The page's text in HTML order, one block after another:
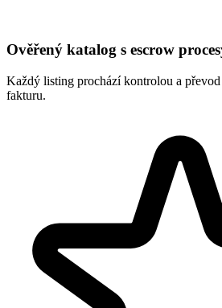
Ověřený katalog s escrow
Každý listing prochází kontrolou a
fakturu.